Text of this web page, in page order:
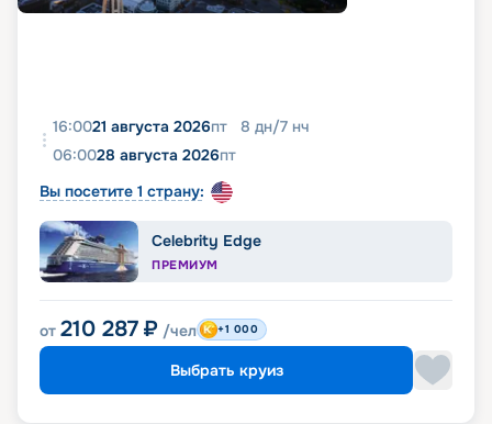
16:0021 августа 2026пт 8 дн/7 нч
06:0028 августа 2026пт
Вы посетите 1 страну:
Celebrity Edge
ПРЕМИУМ
от 210 287 ₽ /чел +1 000
Выбрать круиз